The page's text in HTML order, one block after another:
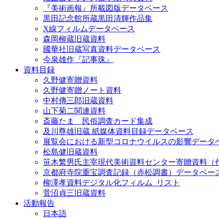
『美術画報』所載図版データベース
黒田記念館所蔵黒田清輝作品集
X線フィルムデータベース
森岡柳蔵旧蔵資料
國華社旧蔵写真資料データベース
今泉雄作『記事珠』
資料目録
久野健寄贈資料
久野健寄贈ノート資料
中村傳三郎旧蔵資料
山下菊二関連資料
斎藤たま 民俗調査カード集成
及川尊雄旧蔵 紙媒体資料目録データベース
展覧会における新型コロナウイルスの影響データ
松島健旧蔵資料
笹木繁男氏主宰現代美術資料センター寄贈資料（
京都府寺院重宝調査記録（赤松調書）データベー
柳澤孝資料デジタル化フィルム_リスト
菅沼貞三旧蔵資料
活動報告
日本語